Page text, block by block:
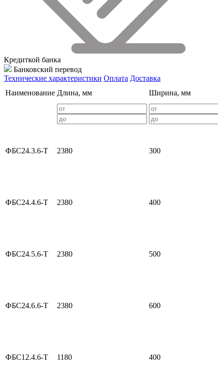
Кредиткой банка
Банковский перевод
Технические характеристики Оплата Доставка
Наименование Длина, мм Ширина, мм
ФБС24.3.6-Т 2380 300
ФБС24.4.6-Т 2380 400
ФБС24.5.6-Т 2380 500
ФБС24.6.6-Т 2380 600
ФБС12.4.6-Т 1180 400